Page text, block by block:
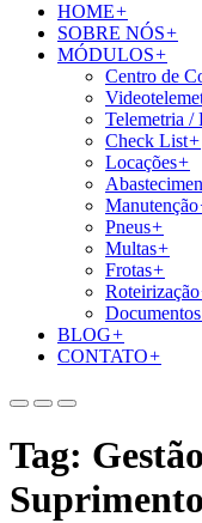
HOME+
SOBRE NÓS+
MÓDULOS+
Centro de
Telemetria /
Check List+
Locações+
Manutenção
Pneus+
Multas+
Frotas+
Roteirização
Documentos
BLOG+
CONTATO+
Tag: